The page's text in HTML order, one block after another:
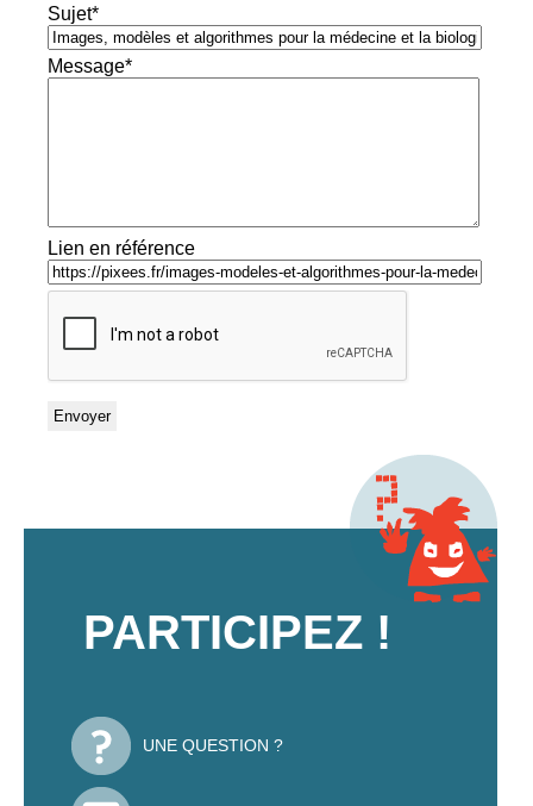
Sujet*
Message*
Lien en référence
PARTICIPEZ !
UNE QUESTION ?